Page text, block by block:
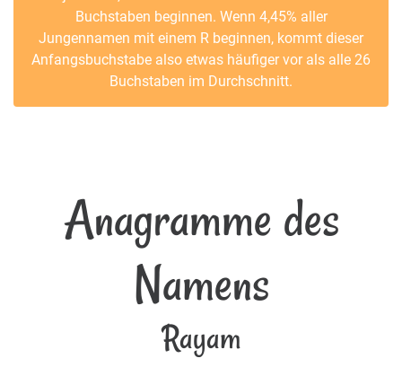
Buchstaben beginnen. Wenn 4,45% aller
Jungennamen mit einem R beginnen, kommt dieser
Anfangsbuchstabe also etwas häufiger vor als alle 26
Buchstaben im Durchschnitt.
Anagramme des
Namens
Rayam